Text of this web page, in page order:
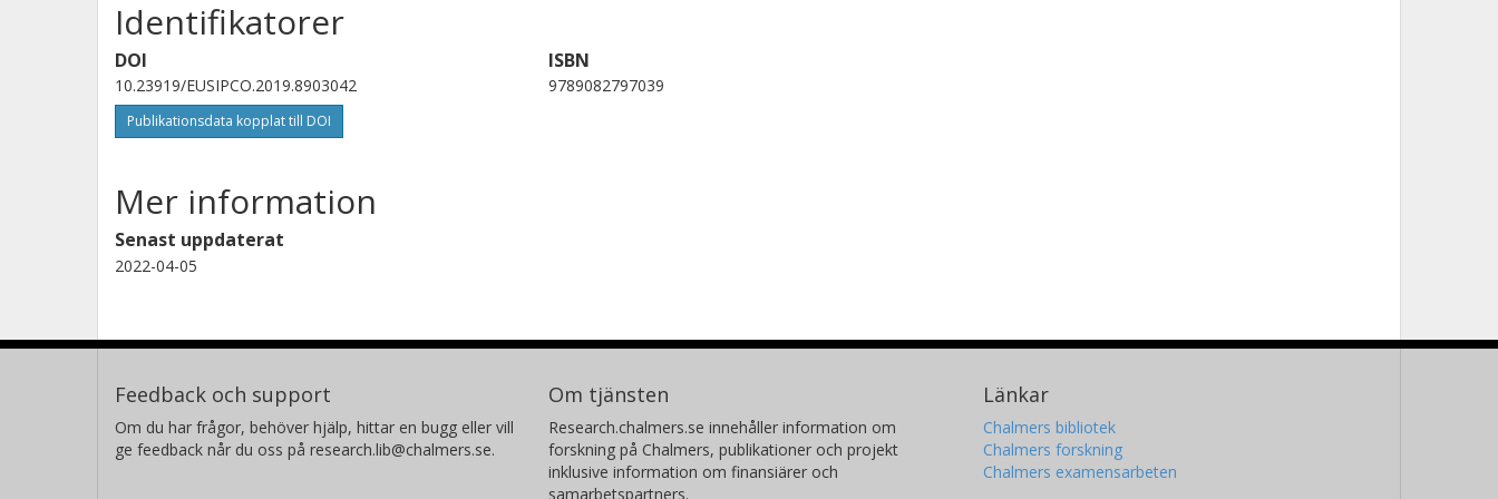
Identifikatorer
DOI
10.23919/EUSIPCO.2019.8903042
Publikationsdata kopplat till DOI
ISBN
9789082797039
Mer information
Senast uppdaterat
2022-04-05
Feedback och support
Om du har frågor, behöver hjälp, hittar en bugg eller vill
ge feedback når du oss på research.lib@chalmers.se.
Om tjänsten
Research.chalmers.se innehåller information om
forskning på Chalmers, publikationer och projekt
inklusive information om finansiärer och
samarbetspartners.
Länkar
Chalmers bibliotek
Chalmers forskning
Chalmers examensarbeten